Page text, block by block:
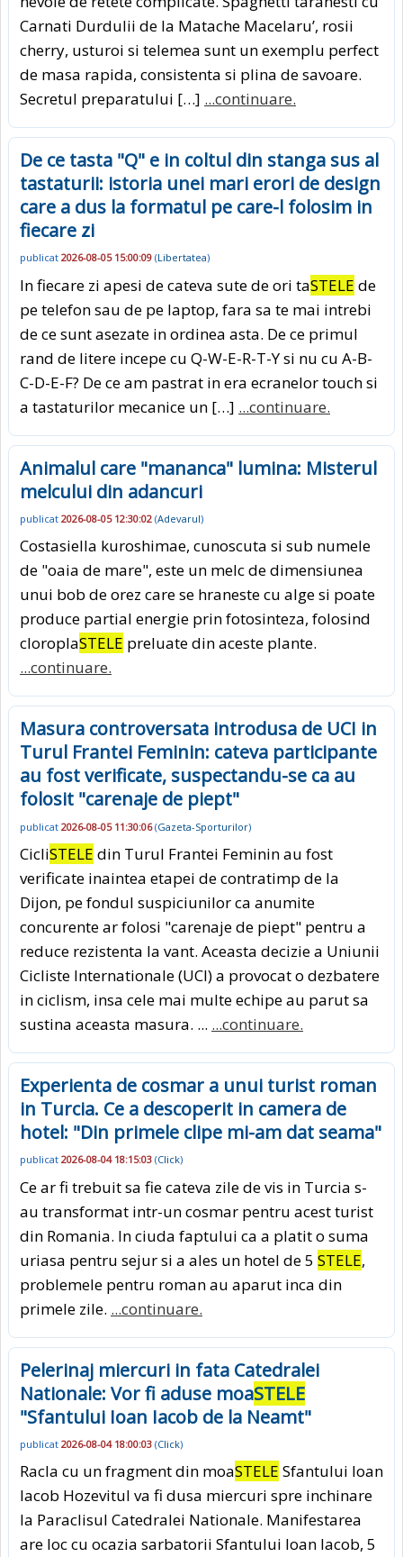
Carnati Durdulii de la Matache Macelaru’, rosii
cherry, usturoi si telemea sunt un exemplu perfect
de masa rapida, consistenta si plina de savoare.
Secretul preparatului […] ...continuare.
De ce tasta "Q" e in coltul din stanga sus al
tastaturii: istoria unei mari erori de design
care a dus la formatul pe care-l folosim in
fiecare zi
publicat 2026-08-05 15:00:09 (Libertatea)
In fiecare zi apesi de cateva sute de ori taSTELE de
pe telefon sau de pe laptop, fara sa te mai intrebi
de ce sunt asezate in ordinea asta. De ce primul
rand de litere incepe cu Q-W-E-R-T-Y si nu cu A-B-
C-D-E-F? De ce am pastrat in era ecranelor touch si
a tastaturilor mecanice un […] ...continuare.
Animalul care "mananca" lumina: Misterul
melcului din adancuri
publicat 2026-08-05 12:30:02 (Adevarul)
Costasiella kuroshimae, cunoscuta si sub numele
de "oaia de mare", este un melc de dimensiunea
unui bob de orez care se hraneste cu alge si poate
produce partial energie prin fotosinteza, folosind
cloroplaSTELE preluate din aceste plante.
...continuare.
Masura controversata introdusa de UCI in
Turul Frantei Feminin: cateva participante
au fost verificate, suspectandu-se ca au
folosit "carenaje de piept"
publicat 2026-08-05 11:30:06(Gazeta-Sporturilor)
CicliSTELE din Turul Frantei Feminin au fost
verificate inaintea etapei de contratimp de la
Dijon, pe fondul suspiciunilor ca anumite
concurente ar folosi "carenaje de piept" pentru a
reduce rezistenta la vant. Aceasta decizie a Uniunii
Cicliste Internationale (UCI) a provocat o dezbatere
in ciclism, insa cele mai multe echipe au parut sa
sustina aceasta masura. ... ...continuare.
Experienta de cosmar a unui turist roman
in Turcia. Ce a descoperit in camera de
hotel: "Din primele clipe mi-am dat seama"
publicat 2026-08-04 18:15:03 (Click)
Ce ar fi trebuit sa fie cateva zile de vis in Turcia s-
au transformat intr-un cosmar pentru acest turist
din Romania. In ciuda faptului ca a platit o suma
uriasa pentru sejur si a ales un hotel de 5 STELE,
problemele pentru roman au aparut inca din
primele zile. ...continuare.
Pelerinaj miercuri in fata Catedralei
Nationale: Vor fi aduse moaSTELE
"Sfantului Ioan Iacob de la Neamt"
publicat 2026-08-04 18:00:03 (Click)
Racla cu un fragment din moaSTELE Sfantului Ioan
Iacob Hozevitul va fi dusa miercuri spre inchinare
la Paraclisul Catedralei Nationale. Manifestarea
are loc cu ocazia sarbatorii Sfantului Ioan Iacob, 5